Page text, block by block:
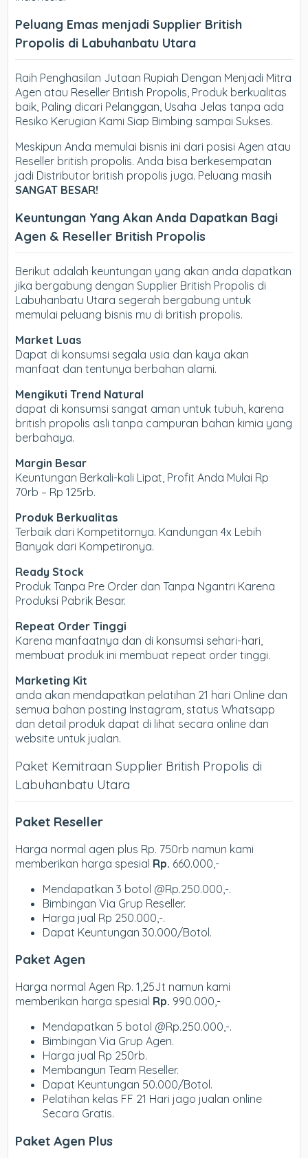
Peluang Emas menjadi Supplier British
Propolis di Labuhanbatu Utara
Raih Penghasilan Jutaan Rupiah Dengan Menjadi Mitra
Agen atau Reseller British Propolis, Produk berkualitas
baik, Paling dicari Pelanggan, Usaha Jelas tanpa ada
Resiko Kerugian Kami Siap Bimbing sampai Sukses.
Meskipun Anda memulai bisnis ini dari posisi Agen atau
Reseller british propolis. Anda bisa berkesempatan
jadi Distributor british propolis juga. Peluang masih
SANGAT BESAR!
Keuntungan Yang Akan Anda Dapatkan Bagi
Agen & Reseller British Propolis
Berikut adalah keuntungan yang akan anda dapatkan
jika bergabung dengan Supplier British Propolis di
Labuhanbatu Utara segerah bergabung untuk
memulai peluang bisnis mu di british propolis.
Market Luas
Dapat di konsumsi segala usia dan kaya akan
manfaat dan tentunya berbahan alami.
Mengikuti Trend Natural
dapat di konsumsi sangat aman untuk tubuh, karena
british propolis asli tanpa campuran bahan kimia yang
berbahaya.
Margin Besar
Keuntungan Berkali-kali Lipat, Profit Anda Mulai Rp
70rb – Rp 125rb.
Produk Berkualitas
Terbaik dari Kompetitornya. Kandungan 4x Lebih
Banyak dari Kompetironya.
Ready Stock
Produk Tanpa Pre Order dan Tanpa Ngantri Karena
Produksi Pabrik Besar.
Repeat Order Tinggi
Karena manfaatnya dan di konsumsi sehari-hari,
membuat produk ini membuat repeat order tinggi.
Marketing Kit
anda akan mendapatkan pelatihan 21 hari Online dan
semua bahan posting Instagram, status Whatsapp
dan detail produk dapat di lihat secara online dan
website untuk jualan.
Paket Kemitraan Supplier British Propolis di
Labuhanbatu Utara
Paket Reseller
Harga normal agen plus Rp. 750rb namun kami
memberikan harga spesial Rp. 660.000,-
Mendapatkan 3 botol @Rp.250.000,-.
Bimbingan Via Grup Reseller.
Harga jual Rp 250.000,-.
Dapat Keuntungan 30.000/Botol.
Paket Agen
Harga normal Agen Rp. 1,25Jt namun kami
memberikan harga spesial Rp. 990.000,-
Mendapatkan 5 botol @Rp.250.000,-.
Bimbingan Via Grup Agen.
Harga jual Rp 250rb.
Membangun Team Reseller.
Dapat Keuntungan 50.000/Botol.
Pelatihan kelas FF 21 Hari jago jualan online
Secara Gratis.
Paket Agen Plus